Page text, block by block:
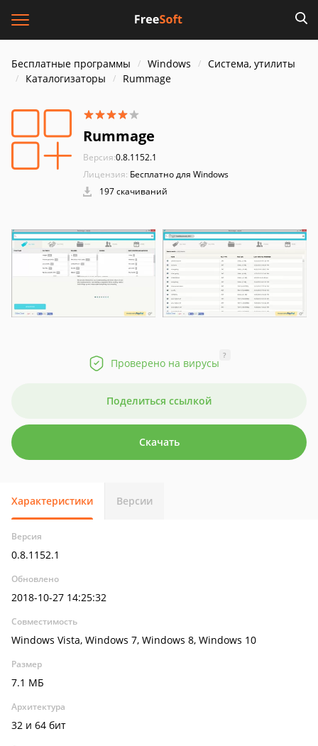
Бесплатные программы Windows
Система, утилиты
Каталогизаторы
Rummage
Rummage
Версия:0.8.1152.1
Лицензия: Бесплатно для Windows
197 скачиваний
Проверено на вирусы
?
Поделиться ссылкой
Скачать
Характеристики Версии
Версия
0.8.1152.1
Обновлено
2018-10-27 14:25:32
Совместимость
Windows Vista, Windows 7, Windows 8, Windows 10
Размер
7.1 МБ
Архитектура
32 и 64 бит